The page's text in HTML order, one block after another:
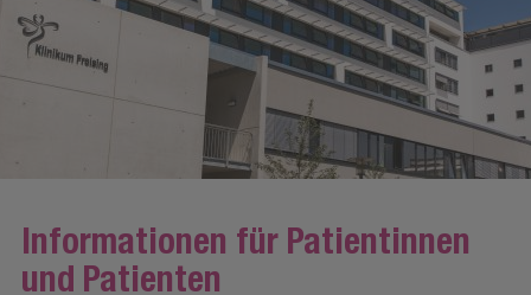
Informationen für Patientinnen
und Patienten